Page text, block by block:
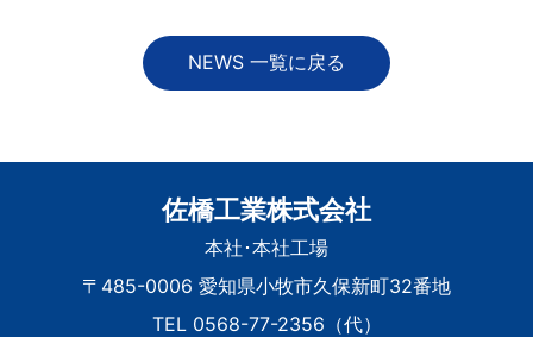
NEWS 一覧に戻る
佐橋工業株式会社
本社･本社工場
〒485-0006 愛知県小牧市久保新町32番地
TEL 0568-77-2356（代）